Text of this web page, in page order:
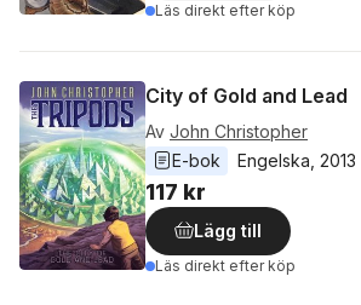
Läs direkt efter köp
City of Gold and Lead
Av John Christopher
E-bok
Engelska 2013
117 kr
Lägg till
Läs direkt efter köp